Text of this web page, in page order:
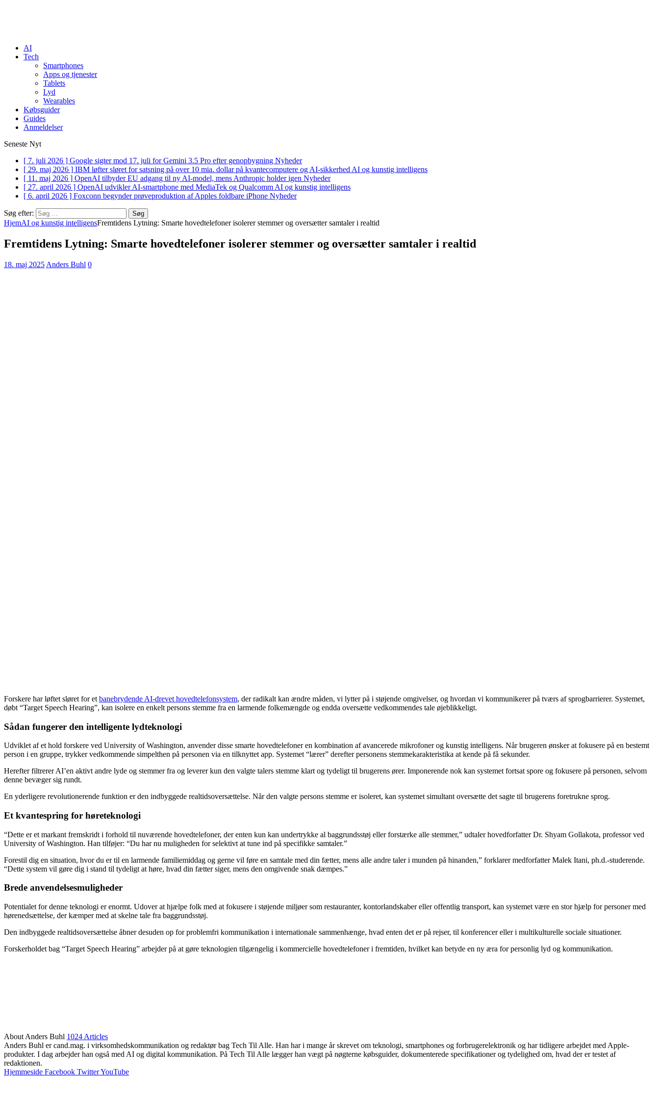
AI
Tech
Smartphones
Apps og tjenester
Tablets
Lyd
Wearables
Købsguider
Guides
Anmeldelser
Seneste Nyt
[ 7. juli 2026 ] Google sigter mod 17. juli for Gemini 3.5 Pro efter genopbygning Nyheder
[ 29. maj 2026 ] IBM løfter sløret for satsning på over 10 mia. dollar på kvantecomputere og AI-sikkerhed AI og kunstig intelligens
[ 11. maj 2026 ] OpenAI tilbyder EU adgang til ny AI-model, mens Anthropic holder igen Nyheder
[ 27. april 2026 ] OpenAI udvikler AI-smartphone med MediaTek og Qualcomm AI og kunstig intelligens
[ 6. april 2026 ] Foxconn begynder prøveproduktion af Apples foldbare iPhone Nyheder
Søg efter:
HjemAI og kunstig intelligensFremtidens Lytning: Smarte hovedtelefoner isolerer stemmer og oversætter samtaler i realtid
Fremtidens Lytning: Smarte hovedtelefoner isolerer stemmer og oversætter samtaler i realtid
18. maj 2025 Anders Buhl 0
Forskere har løftet sløret for et banebrydende AI-drevet hovedtelefonsystem, der radikalt kan ændre måden, vi lytter på i støjende omgivelser, og hvordan vi kommunikerer på tværs af sprogbarrierer. Systemet,
døbt “Target Speech Hearing”, kan isolere en enkelt persons stemme fra en larmende folkemængde og endda oversætte vedkommendes tale øjeblikkeligt.
Sådan fungerer den intelligente lydteknologi
Udviklet af et hold forskere ved University of Washington, anvender disse smarte hovedtelefoner en kombination af avancerede mikrofoner og kunstig intelligens. Når brugeren ønsker at fokusere på en bestemt
person i en gruppe, trykker vedkommende simpelthen på personen via en tilknyttet app. Systemet “lærer” derefter personens stemmekarakteristika at kende på få sekunder.
Herefter filtrerer AI’en aktivt andre lyde og stemmer fra og leverer kun den valgte talers stemme klart og tydeligt til brugerens ører. Imponerende nok kan systemet fortsat spore og fokusere på personen, selvom
denne bevæger sig rundt.
En yderligere revolutionerende funktion er den indbyggede realtidsoversættelse. Når den valgte persons stemme er isoleret, kan systemet simultant oversætte det sagte til brugerens foretrukne sprog.
Et kvantespring for høreteknologi
“Dette er et markant fremskridt i forhold til nuværende hovedtelefoner, der enten kun kan undertrykke al baggrundsstøj eller forstærke alle stemmer,” udtaler hovedforfatter Dr. Shyam Gollakota, professor ved
University of Washington. Han tilføjer: “Du har nu muligheden for selektivt at tune ind på specifikke samtaler.”
Forestil dig en situation, hvor du er til en larmende familiemiddag og gerne vil føre en samtale med din fætter, mens alle andre taler i munden på hinanden,” forklarer medforfatter Malek Itani, ph.d.-studerende.
“Dette system vil gøre dig i stand til tydeligt at høre, hvad din fætter siger, mens den omgivende snak dæmpes.”
Brede anvendelsesmuligheder
Potentialet for denne teknologi er enormt. Udover at hjælpe folk med at fokusere i støjende miljøer som restauranter, kontorlandskaber eller offentlig transport, kan systemet være en stor hjælp for personer med
hørenedsættelse, der kæmper med at skelne tale fra baggrundsstøj.
Den indbyggede realtidsoversættelse åbner desuden op for problemfri kommunikation i internationale sammenhænge, hvad enten det er på rejser, til konferencer eller i multikulturelle sociale situationer.
Forskerholdet bag “Target Speech Hearing” arbejder på at gøre teknologien tilgængelig i kommercielle hovedtelefoner i fremtiden, hvilket kan betyde en ny æra for personlig lyd og kommunikation.
About Anders Buhl 1024 Articles
Anders Buhl er cand.mag. i virksomhedskommunikation og redaktør bag Tech Til Alle. Han har i mange år skrevet om teknologi, smartphones og forbrugerelektronik og har tidligere arbejdet med Apple-
produkter. I dag arbejder han også med AI og digital kommunikation. På Tech Til Alle lægger han vægt på nøgterne købsguider, dokumenterede specifikationer og tydelighed om, hvad der er testet af
redaktionen.
Hjemmeside Facebook TwitterYouTube